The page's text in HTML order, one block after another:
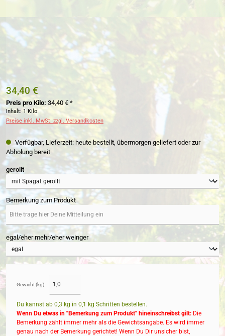
34,40 €
Preis pro Kilo: 34,40 € *
Inhalt: 1 Kilo
Preise inkl. MwSt. zzgl. Versandkosten
Verfügbar, Lieferzeit: heute bestellt, übermorgen geliefert oder zur
Abholung bereit
gerolltauswählen
Bemerkung zum Produkt
egal/eher mehr/eher weinger
Gewicht (kg):
Du kannst ab 0,3 kg in 0,1 kg Schritten bestellen.
Wenn Du etwas in "Bemerkung zum Produkt" hineinschreibst gilt: Die
Bemerkung zählt immer mehr als die Gewichtsangabe. Es wird immer
genau nach der Bemerkung gerichtet! Wenn Du Dir unsicher bist,